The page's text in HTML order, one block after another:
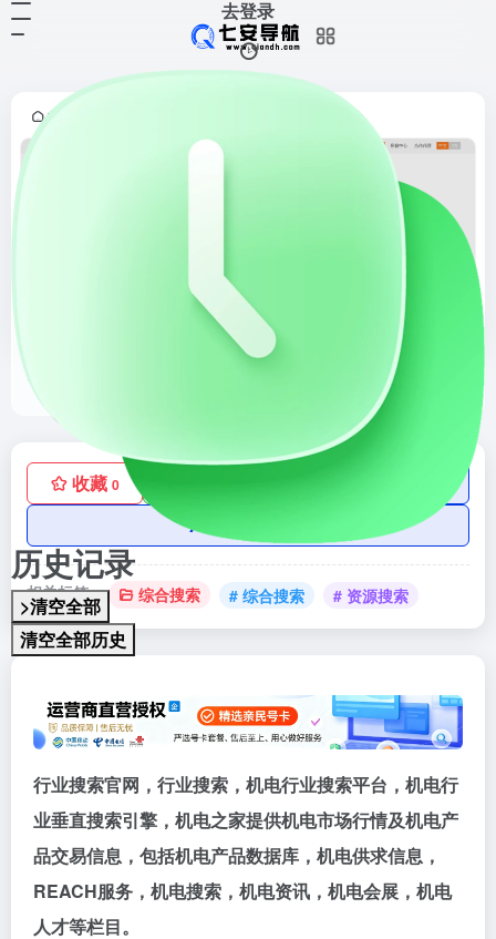
去登录
历史记录
>清空全部
清空全部历史
首页
收藏 0
AI账号购买
相关标签： 综合搜索 # 综合搜索 # 资源搜索
行业搜索官网，行业搜索，机电行业搜索平台，机电行
业垂直搜索引擎，机电之家提供机电市场行情及机电产
品交易信息，包括机电产品数据库，机电供求信息，
REACH服务，机电搜索，机电资讯，机电会展，机电
人才等栏目。